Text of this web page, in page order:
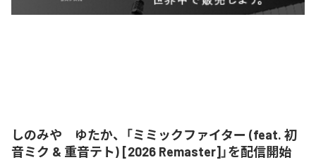
しのみや ゆたか、「ミミックファイター (feat. 初
音ミク & 重音テト) [2026 Remaster]」を配信開始